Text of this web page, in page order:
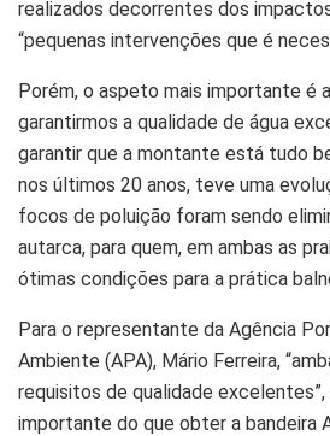
realizados decorrentes dos
“pequenas intervenções que é
Porém, o aspeto mais importante é a
garantirmos a qualidade de água
garantir que a montante está tudo
nos últimos 20 anos, teve uma
focos de poluição foram sendo
autarca, para quem, em ambas as
ótimas condições para a prática
Para o representante da Agência
Ambiente (APA), Mário Ferreira,
requisitos de qualidade
importante do que obter a bandeira